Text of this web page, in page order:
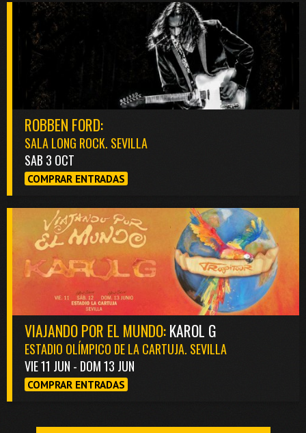
ROBBEN FORD:
SALA LONG ROCK. SEVILLA
SAB 3 OCT
COMPRAR ENTRADAS
VIAJANDO POR EL MUNDO:KAROL G
ESTADIO OLÍMPICO DE LA CARTUJA. SEVILLA
VIE 11 JUN - DOM 13 JUN
COMPRAR ENTRADAS